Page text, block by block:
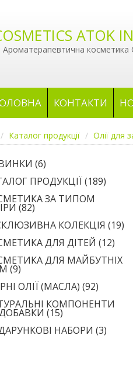
ATOK
Ароматерапевтична косметика
КОНТАКТИ
Каталог продукції Олії для
(6)
ПРОДУКЦІЇ (189)
ЗА ТИПОМ
(82)
КОЛЕКЦІЯ (19)
ДЛЯ ДІТЕЙ (12)
ДЛЯ МАЙБУТНІХ
(9)
ОЛІЇ (МАСЛА) (92)
КОМПОНЕНТИ
(15)
НАБОРИ (3)